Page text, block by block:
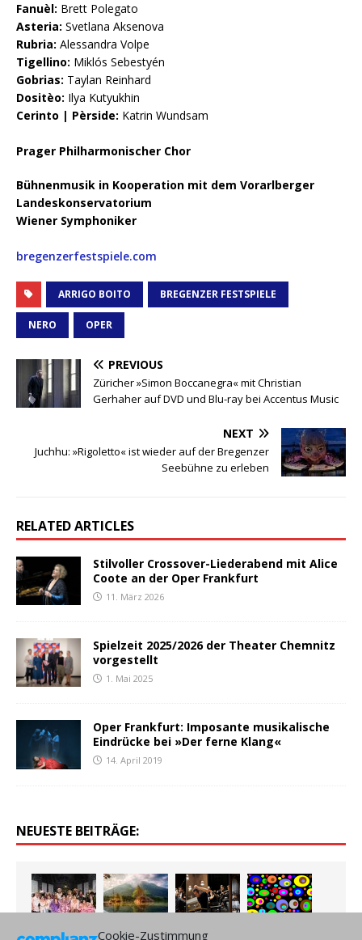
Cookie-Zustimmung
Fanuèl: Brett Polegato
Asteria: Svetlana Aksenova
Rubria: Alessandra Volpe
Tigellino: Miklós Sebestyén
Gobrias: Taylan Reinhard
Dositèo: Ilya Kutyukhin
Cerinto | Pèrside: Katrin Wundsam
Prager Philharmonischer Chor
Bühnenmusik in Kooperation mit dem Vorarlberger
Landeskonservatorium
Wiener Symphoniker
bregenzerfestspiele.com
ARRIGO BOITO BREGENZER FESTSPIELE
NERO OPER
PREVIOUS
Züricher »Simon Boccanegra« mit Christian
Gerhaher auf DVD und Blu-ray bei Accentus Music
NEXT
Juchhu: »Rigoletto« ist wieder auf der Bregenzer
Seebühne zu erleben
RELATED ARTICLES
Stilvoller Crossover-Liederabend mit Alice
Coote an der Oper Frankfurt
11. März 2026
Spielzeit 2025/2026 der Theater Chemnitz
vorgestellt
1. Mai 2025
Oper Frankfurt: Imposante musikalische
Eindrücke bei »Der ferne Klang«
14. April 2019
NEUESTE BEITRÄGE: